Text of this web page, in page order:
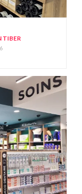
TIBER